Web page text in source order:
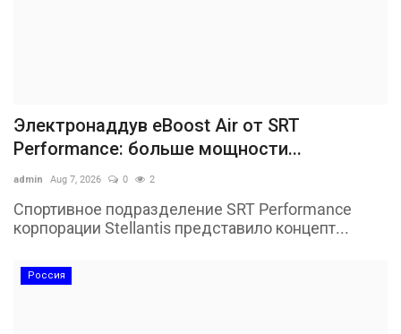
Электронаддув eBoost Air от SRT
Performance: больше мощности...
admin Aug 7, 2026 0 2
Спортивное подразделение SRT Performance
корпорации Stellantis представило концепт...
Россия